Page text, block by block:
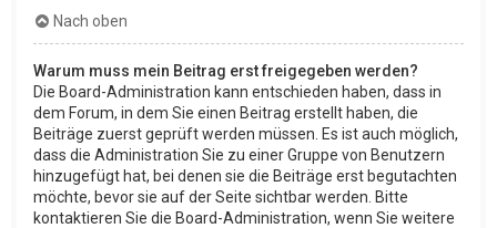
Nach oben
Warum muss mein Beitrag erst freigegeben werden?
Die Board-Administration kann entschieden haben, dass in
dem Forum, in dem Sie einen Beitrag erstellt haben, die
Beiträge zuerst geprüft werden müssen. Es ist auch möglich,
dass die Administration Sie zu einer Gruppe von Benutzern
hinzugefügt hat, bei denen sie die Beiträge erst begutachten
möchte, bevor sie auf der Seite sichtbar werden. Bitte
kontaktieren Sie die Board-Administration, wenn Sie weitere